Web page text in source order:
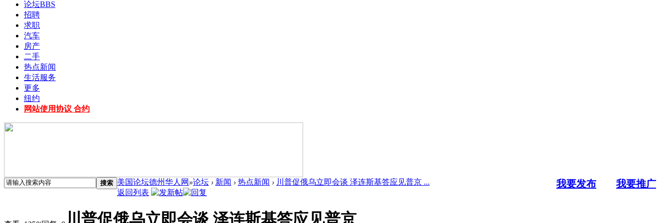
论坛BBS
招聘
求职
汽车
房产
二手
热点新闻
生活服务
更多
纽约
网站使用协议 合约
搜索 我要发布 我要推广
美国论坛德州华人网 »论坛 › 新闻 › 热点新闻 › 川普促俄乌立即会谈 泽连斯基答应见普京 ...
返回列表
川普促俄乌立即会谈 泽连斯基答应见普京